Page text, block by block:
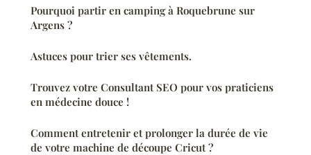
Pourquoi partir en camping à Roquebrune sur
Argens ?
Astuces pour trier ses vêtements.
Trouvez votre Consultant SEO pour vos praticiens
en médecine douce !
Comment entretenir et prolonger la durée de vie
de votre machine de découpe Cricut ?